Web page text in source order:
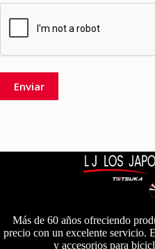
Más de 60 años ofreciendo
precio con un excelente servicio.
y accesorios para